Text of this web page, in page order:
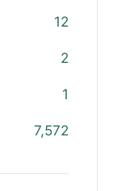
12
2
1
7,572